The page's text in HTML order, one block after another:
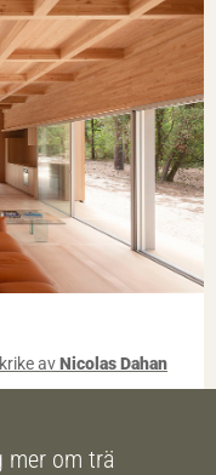
avNicolas Dahan
mer om trä